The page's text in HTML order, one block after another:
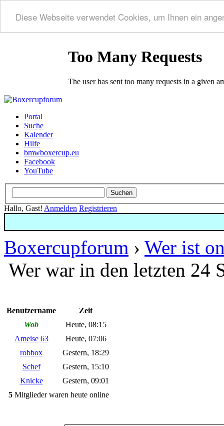
Diese Webseite verwendet Cookies, um Ihnen ein
Portal
Suche
Kalender
Hilfe
bmwboxercup.eu
Facebook
YouTube
Hallo, Gast! Anmelden Registrieren
Boxercupforum › Wer ist
Wer war in den letzten 24
Benutzername
Zeit
Wob
Heute, 08:15
Ameise 63
Heute, 07:06
robbox
Gestern, 18:29
Schef
Gestern, 15:10
Knicke
Gestern, 09:01
5Mitglieder waren heute online